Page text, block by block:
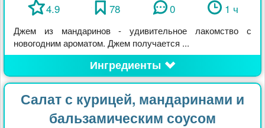
4.9 78 0 1 ч
Джем из мандаринов - удивительное лакомство с
новогодним ароматом. Джем получается ...
Ингредиенты
Салат с курицей, мандаринами и
бальзамическим соусом